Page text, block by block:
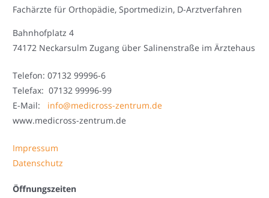
Fachärzte für Orthopädie, Sportmedizin, D-Arztverfahren
Bahnhofplatz 4
74172 Neckarsulm Zugang über Salinenstraße im Ärztehaus
Telefon: 07132 99996-6
Telefax: 07132 99996-99
E-Mail: info@medicross-zentrum.de
www.medicross-zentrum.de
Impressum
Datenschutz
Öffnungszeiten